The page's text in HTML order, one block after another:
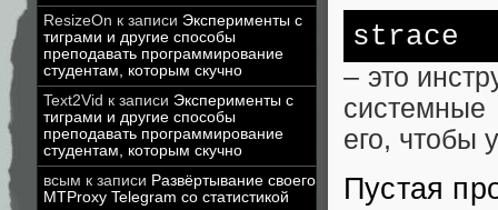
ResizeOn к записи Эксперименты с
тиграми и другие способы
преподавать программирование
студентам, которым скучно
Text2Vid к записи Эксперименты с
тиграми и другие способы
преподавать программирование
студентам, которым скучно
всым к записи Развёртывание своего
MTProxy Telegram со статистикой
strace
– это
его, чтобы
Пустая